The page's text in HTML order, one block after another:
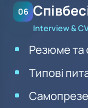
06
Interview &
Резюме та
Типові